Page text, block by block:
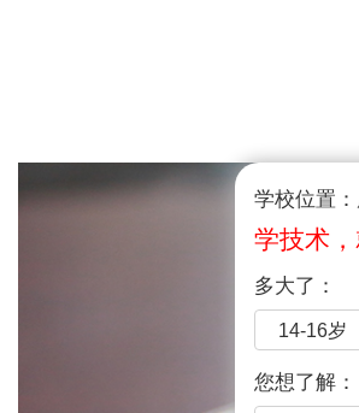
学校位置
学技术
多大了：
14-16岁
您想了解：